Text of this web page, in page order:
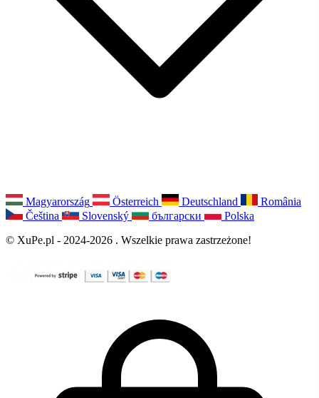
Magyarország Österreich Deutschland
România
Čeština
Slovenský български
Polska
© XuPe.pl - 2024-2026 . Wszelkie prawa zastrzeżone!